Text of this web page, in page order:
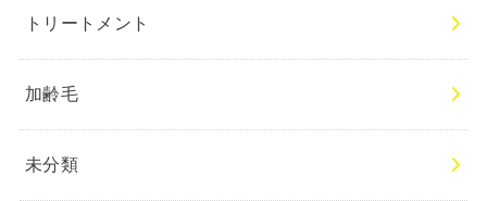
トリートメント
加齢毛
未分類